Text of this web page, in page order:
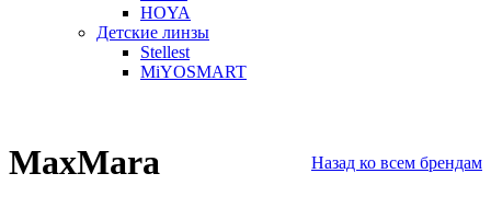
HOYA
Детские линзы
Stellest
MiYOSMART
MaxMara Назад ко всем брендам